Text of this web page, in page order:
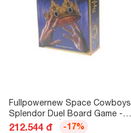
Fullpowernew Space Cowboys
Splendor Duel Board Game -
Trò chơi chiến lược hai người
212.544 đ -17%